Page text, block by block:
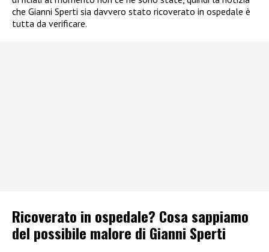
che Gianni Sperti sia davvero stato ricoverato in ospedale è
tutta da verificare.
Ricoverato in ospedale? Cosa sappiamo
del possibile malore di Gianni Sperti